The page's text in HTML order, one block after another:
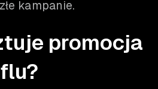
kampanie.
promocja